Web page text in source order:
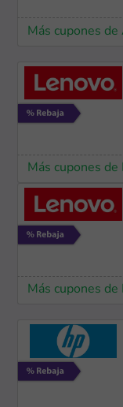
Más cupones de
Más cupones de
Más cupones de